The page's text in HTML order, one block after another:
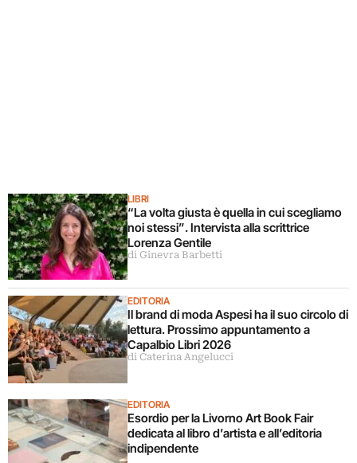
LIBRI
“La volta giusta è quella in cui scegliamo
noi stessi”. Intervista alla scrittrice
Lorenza Gentile
di Ginevra Barbetti
EDITORIA
Il brand di moda Aspesi ha il suo circolo di
lettura. Prossimo appuntamento a
Capalbio Libri 2026
di Caterina Angelucci
EDITORIA
Esordio per la Livorno Art Book Fair
dedicata al libro d’artista e all’editoria
indipendente